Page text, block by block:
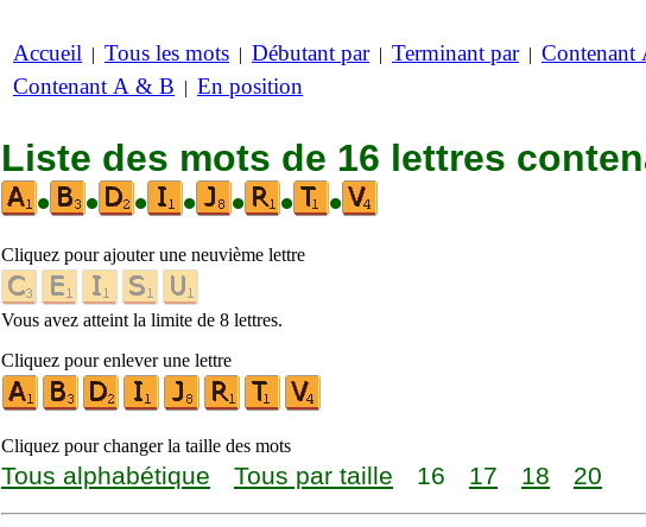
Accueil | Tous les mots | Débutant par| Terminant par| Contenant
Contenant A & B | En position
Liste des mots de 16 lettres
•
• • • • • •
Cliquez pour ajouter une neuvième lettre
Vous avez atteint la limite de 8 lettres.
Cliquez pour enlever une lettre
Cliquez pour changer la taille des mots
Tous alphabétique Tous par taille 16 17 18 20